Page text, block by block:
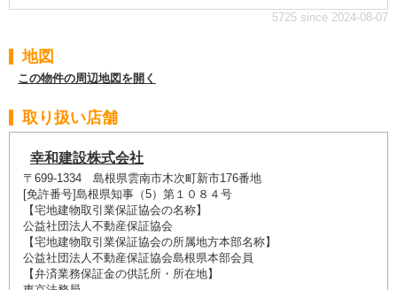
5725 since 2024-08-07
地図
この物件の周辺地図を開く
取り扱い店舗
幸和建設株式会社
〒699-1334 島根県雲南市木次町新市176番地
[免許番号]島根県知事（5）第１０８４号
【宅地建物取引業保証協会の名称】
公益社団法人不動産保証協会
【宅地建物取引業保証協会の所属地方本部名称】
公益社団法人不動産保証協会島根県本部会員
【弁済業務保証金の供託所・所在地】